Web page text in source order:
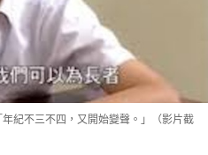
紀不三不四，又開始變聲。」（影片截